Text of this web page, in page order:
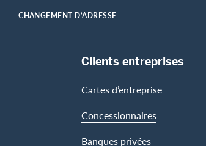
CHANGEMENT D’ADRESSE
Clients entreprises
Cartes d’entreprise
Concessionnaires
Banques privées